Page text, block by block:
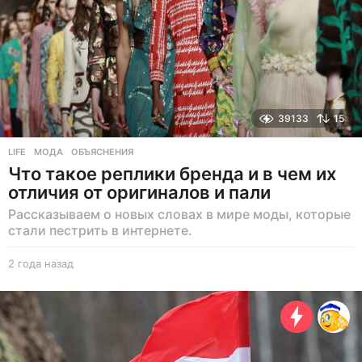
39133 15
LIFE МОДА ,ОБЪЯСНЕНИЯ
Что такое реплики бренда и в чем их
отличия от оригиналов и пали
Рассказываем о новых словах в мире моды, которые
стали пестрить в интернете.
2 года назад
о